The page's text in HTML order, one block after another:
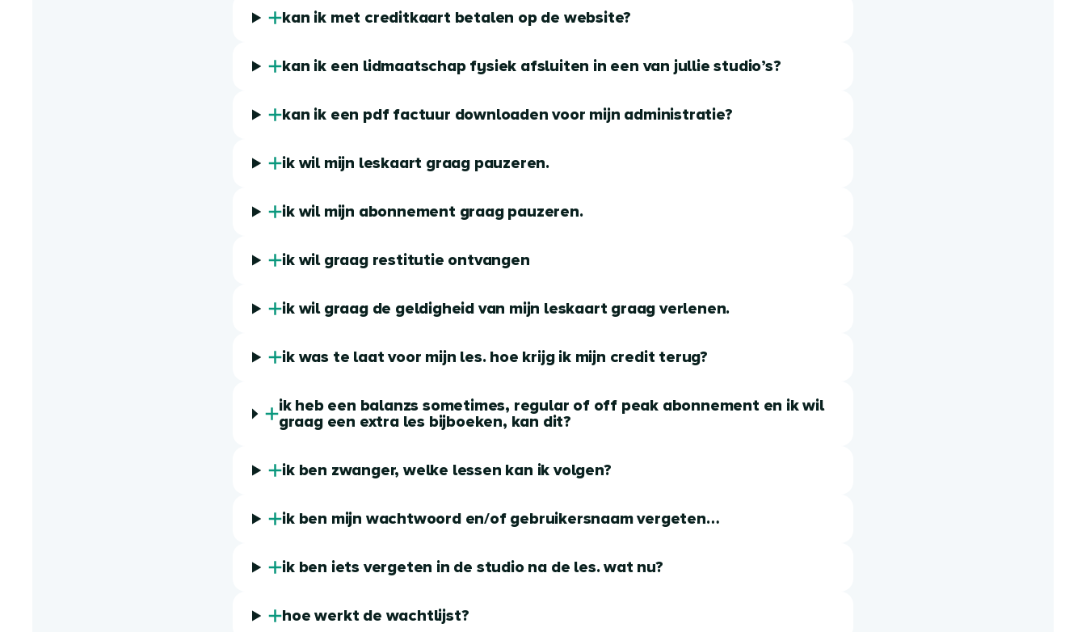
kan ik met creditkaart betalen op de website?
kan ik een lidmaatschap fysiek afsluiten in een van jullie studio’s?
kan ik een pdf factuur downloaden voor mijn administratie?
ik wil mijn leskaart graag pauzeren.
ik wil mijn abonnement graag pauzeren.
ik wil graag restitutie ontvangen
ik wil graag de geldigheid van mijn leskaart graag verlenen.
ik was te laat voor mijn les. hoe krijg ik mijn credit terug?
ik heb een balanzs sometimes, regular of off peak abonnement en ik wil
graag een extra les bijboeken, kan dit?
ik ben zwanger, welke lessen kan ik volgen?
ik ben mijn wachtwoord en/of gebruikersnaam vergeten…
ik ben iets vergeten in de studio na de les. wat nu?
hoe werkt de wachtlijst?